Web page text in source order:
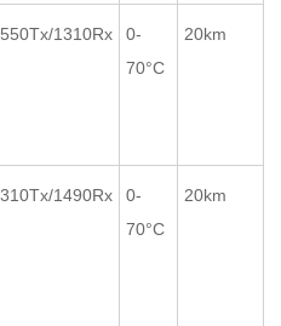
1310Rx
0-
70°C
20km
1490Rx
0-
70°C
20km